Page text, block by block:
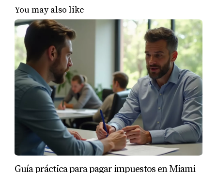
Negoció con el vendedor para resolver el problema
sin ir a juicio.
Siempre verifica el título de la propiedad
antes de comprar. No te arriesgues a perder
tu inversión.
Estudio de Caso 3: Negociaciones
Fracasadas
Ana estaba comprando una casa y, tras hacer una oferta,
encontró que el vendedor no quería negociar
condiciones razonables. Se sintió frustrada y casi se
You may also like
Guía práctica para pagar impuestos en Miami